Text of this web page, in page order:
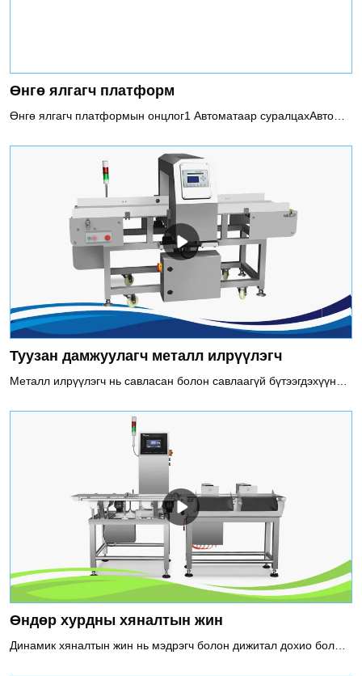
Өнгө ялгагч платформ
Туузан дамжуулагч металл илрүүлэгч
Өндөр хурдны хяналтын жин
Динамик хяналтын жин нь мэдрэгч болон дижитал дохио боловсруулах технологиор савласан барааны жинг шалгах автомат машин юм. Өндөр хурдны хяналтын жингийн систем нь өндөр хурдтай хөдөлж байх үед бүтээгдэхүүний жинг шалгаж, тогтоосон жингээс хэтэрсэн эсвэл доогуур байгаа бүтээгдэхүүнээс татгалздаг. Энэ нь эм, хүнсний бүтээгдэхүүн, хувийн арчилгааны бүтээгдэхүүн, хөнгөн үйлдвэрүүдэд бүтээгдэхүүний чанарыг баталгаажуулахын тулд жинг шалгахад өргөн хэрэглэгддэг.Шалгах жингийн системийг ашиглахыг зөвлөж байна1. Бага/илүү жинтэй савлагаа, савлагааны өмнөх журамд нийцэж байгаа эсэхийг шалгах2. Бүтээгдэхүүний бүрэн бүтэн байдлыг хангахын тулд дутуу бүрэлдэхүүн хэсгүүдийг шалгах3. Чанарын хяналт, бүтээгдэхүүн бүрийн жингийн мэдээллийг бүртгэнэ4. Бүтээгдэхүүнийг жингээр нь ангилах5. Жингийн мэдээллийн санал хүсэлтийг хэрэгжүүлэх, дүүргэх, тунг тохируулах процессыг оновчтой болгох